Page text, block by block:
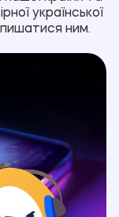
української
ним.